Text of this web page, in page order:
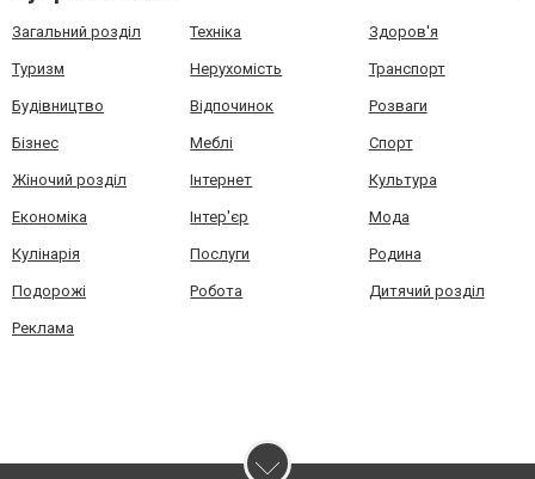
Загальний розділ Техніка Здоров'я
Туризм Нерухомість Транспорт
Будівництво Відпочинок Розваги
Бізнес Меблі Спорт
Жіночий розділ Інтернет Культура
Економіка Інтер'єр Мода
Кулінарія Послуги Родина
Подорожі Робота Дитячий розділ
Реклама